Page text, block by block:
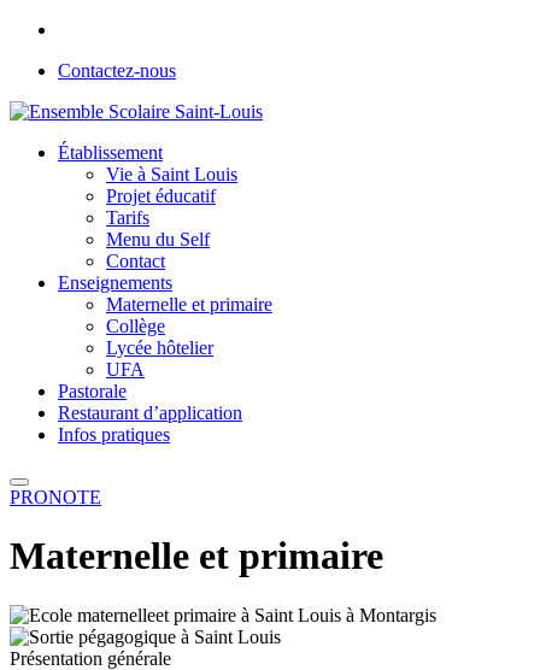
Contactez-nous
Établissement
Vie à Saint Louis
Projet éducatif
Tarifs
Menu du Self
Contact
Enseignements
Maternelle et primaire
Collège
Lycée hôtelier
UFA
Pastorale
Restaurant d’application
Infos pratiques
PRONOTE
Maternelle et primaire
Présentation générale